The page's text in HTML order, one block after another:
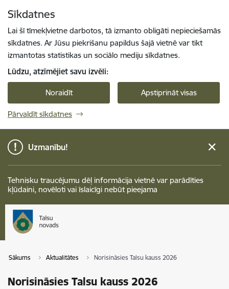
Sīkdatnes
Lai šī tīmekļvietne darbotos, tā izmanto obligāti nepieciešamās
sīkdatnes. Ar Jūsu piekrišanu papildus šajā vietnē var tikt
izmantotas statistikas un sociālo mediju sīkdatnes.
Lūdzu, atzīmējiet savu izvēli:
Noraidīt Apstiprināt visas
Pārvaldīt sīkdatnes
Uzmanību!
Tehnisku traucējumu dēļ informācija vietnē var parādīties
kļūdaini, novēloti vai īslaicīgi nebūt pieejama
Sākums Aktualitātes Norisināsies Talsu kauss 2026
Norisināsies Talsu kauss 2026